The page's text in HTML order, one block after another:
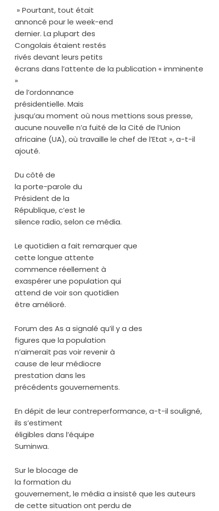
» Pourtant, tout était
annoncé pour le week-end
dernier. La plupart des
Congolais étaient restés
rivés devant leurs petits
écrans dans l’attente de la publication « imminente
»
de l’ordonnance
présidentielle. Mais
jusqu’au moment où nous mettions sous presse,
aucune nouvelle n’a fuité de la Cité de l’Union
africaine (UA), où travaille le chef de l’Etat », a-t-il
ajouté.
Du côté de
la porte-parole du
Président de la
République, c’est le
silence radio, selon ce média.
Le quotidien a fait remarquer que
cette longue attente
commence réellement à
exaspérer une population qui
attend de voir son quotidien
être amélioré.
Forum des As a signalé qu’il y a des
figures que la population
n’aimerait pas voir revenir à
cause de leur médiocre
prestation dans les
précédents gouvernements.
En dépit de leur contreperformance, a-t-il souligné,
ils s’estiment
éligibles dans l’équipe
Suminwa.
Sur le blocage de
la formation du
gouvernement, le média a insisté que les auteurs
de cette situation ont perdu de